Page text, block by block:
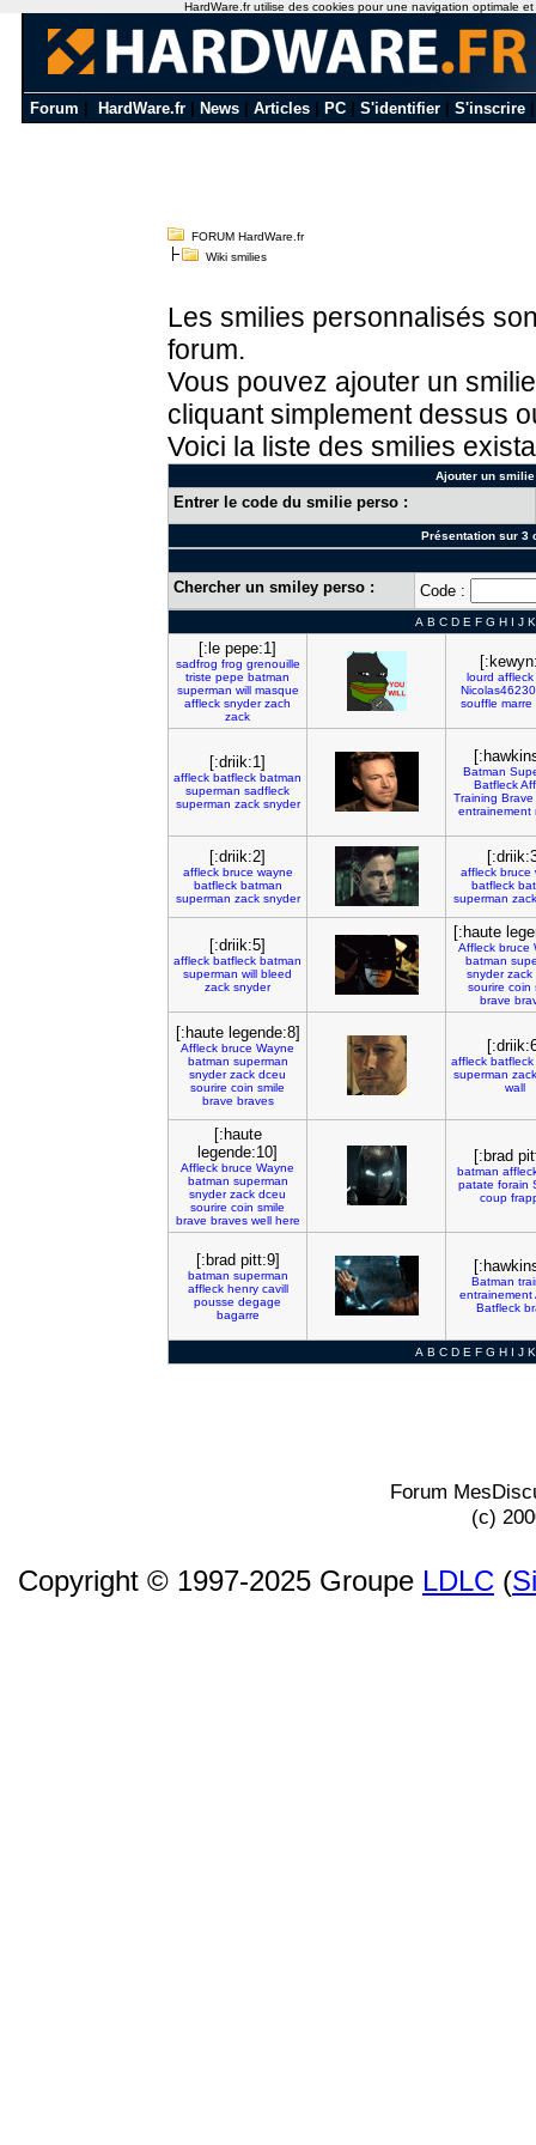
Forum HardWare.fr News Articles PC S'identifier S'inscrire
FORUM HardWare.fr
Wiki smilies
Les smilies personnalisés
forum.
Vous pouvez ajouter un
cliquant simplement dessus
Voici la liste des smilies
Ajouter un
Entrer le code du smilie perso :
Présentation sur 3
Chercher un smiley perso : Code :
A B C D E F G H I J K
[:le pepe:1]
sadfrog frog grenouille
triste pepe batman
superman will masque
affleck snyder zach
zack
lourd affleck
Nicolas46230
souffle marre
[:driik:1]
affleck batfleck batman
superman sadfleck
superman zack snyder
Batman
Batfleck
Training Brave
entrainement
[:driik:2]
affleck bruce wayne
batfleck batman
superman zack snyder
affleck bruce
batfleck
superman zack
[:driik:5]
affleck batfleck batman
superman will bleed
zack snyder
[:haute
Affleck bruce
batman
snyder zack
sourire coin
brave
[:haute legende:8]
Affleck bruce Wayne
batman superman
snyder zack dceu
sourire coin smile
brave braves
affleck batfleck
superman zack
wall
[:haute
legende:10]
Affleck bruce Wayne
batman superman
snyder zack dceu
sourire coin smile
brave braves well here
[:brad
batman
patate forain
coup
[:brad pitt:9]
batman superman
affleck henry cavill
pousse degage
bagarre
Batman
entrainement
Batfleck
A B C D E F G H I J K
Forum
(c)
Copyright © 1997-2025 Groupe LDLC (
HardWare.fr utilise des cookies pour une navigation optimale